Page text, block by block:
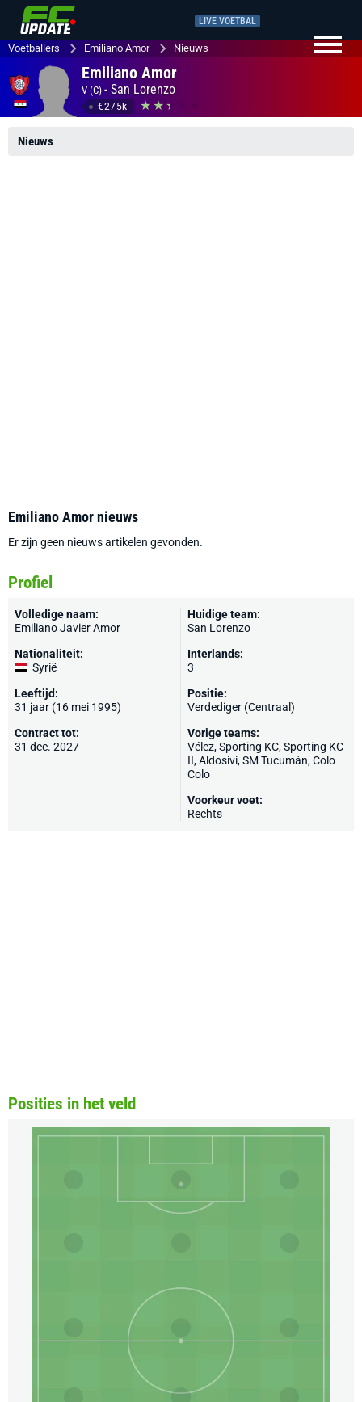
LIVE VOETBAL
Voetballers Emiliano Amor Nieuws
Emiliano Amor
V (C) - San Lorenzo
€275k
Nieuws
Emiliano Amor nieuws
Er zijn geen nieuws artikelen gevonden.
Profiel
Volledige naam:
Emiliano Javier Amor
Nationaliteit:
Syrië
Leeftijd:
31 jaar (16 mei 1995)
Contract tot:
31 dec. 2027
Huidige team:
San Lorenzo
Interlands:
3
Positie:
Verdediger (Centraal)
Vorige teams:
Vélez,Sporting KC, Sporting KC
II, Aldosivi, SM Tucumán, Colo
Colo
Voorkeur voet:
Rechts
Posities in het veld